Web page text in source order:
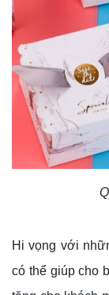
Hi vọng với
có thể giúp cho